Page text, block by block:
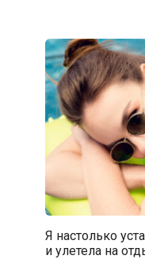
Я настолько
и улетела на